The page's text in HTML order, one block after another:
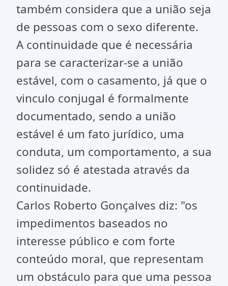
também considera que a união seja
de pessoas com o sexo diferente.
A continuidade que é necessária
para se caracterizar-se a união
estável, com o casamento, já que o
vinculo conjugal é formalmente
documentado, sendo a união
estável é um fato jurídico, uma
conduta, um comportamento, a sua
solidez só é atestada através da
continuidade.
Carlos Roberto Gonçalves diz: "os
impedimentos baseados no
interesse público e com forte
conteúdo moral, que representam
um obstáculo para que uma pessoa